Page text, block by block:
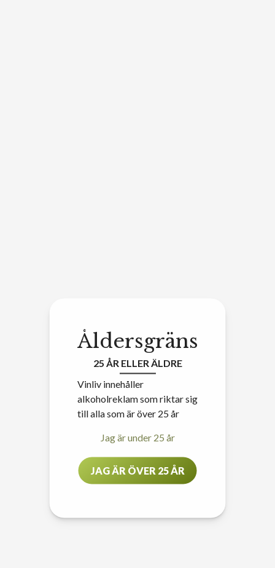
Åldersgräns
25 ÅR ELLER ÄLDRE
Vinliv innehåller
alkoholreklam som riktar sig
till alla som är över 25 år
Jag är under 25 år
JAG ÄR ÖVER 25 ÅR